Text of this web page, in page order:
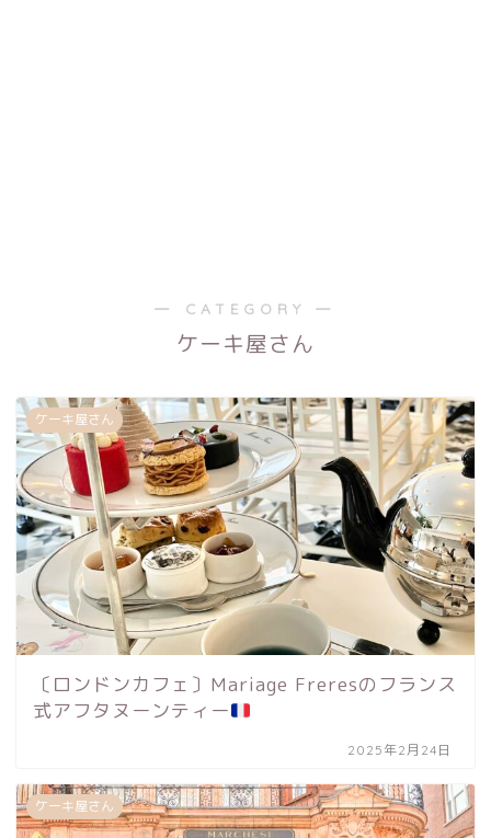
― CATEGORY ―
ケーキ屋さん
ケーキ屋さん
〔ロンドンカフェ〕Mariage Freresのフランス
式アフタヌーンティー
2025年2月24日
ケーキ屋さん